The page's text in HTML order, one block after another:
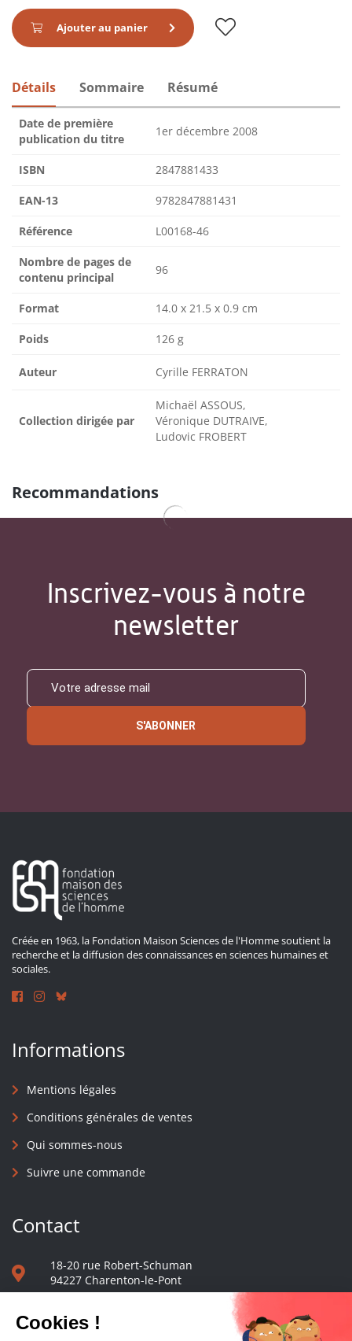
Ajouter au panier
Détails Sommaire Résumé
Date de première
publication du titre
1er décembre 2008
ISBN 2847881433
EAN-13 9782847881431
Référence L00168-46
Nombre de pages de
contenu principal
96
Format 14.0 x 21.5 x 0.9 cm
Poids 126 g
Auteur Cyrille FERRATON
Collection dirigée par
Michaël ASSOUS,
Véronique DUTRAIVE,
Ludovic FROBERT
Recommandations
Inscrivez-vous à notre
newsletter
S'ABONNER
Créée en 1963, la Fondation Maison Sciences de l'Homme soutient la
recherche et la diffusion des connaissances en sciences humaines et
sociales.
Informations
Mentions légales
Conditions générales de ventes
Qui sommes-nous
Suivre une commande
Contact
18-20 rue Robert-Schuman
94227 Charenton-le-Pont